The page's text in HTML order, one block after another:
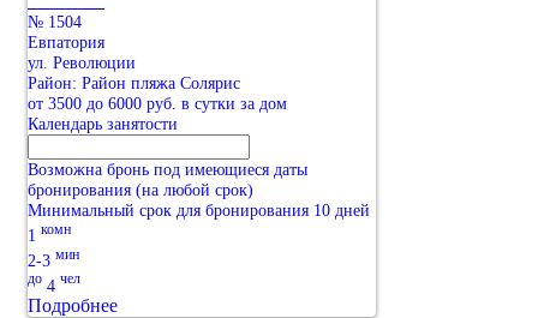
№ 1504
Евпатория
ул. Революции
Район: Район пляжа Солярис
от 3500 до 6000 руб. в сутки за дом
Календарь занятости
Возможна бронь под имеющиеся даты
бронирования (на любой срок)
Минимальный срок для бронирования 10 дней
1 комн
2-3 мин
до 4 чел
Подробнее